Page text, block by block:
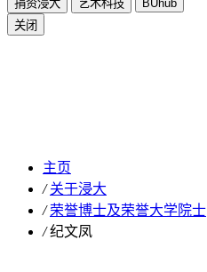
捐资浸大 艺术科技
BUhub
关闭
主页
/ 关于浸大
/ 荣誉博士及荣誉大学院士
/ 纪文凤